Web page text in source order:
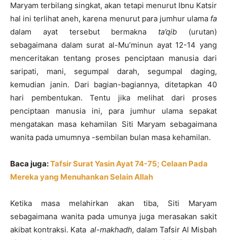
Maryam terbilang singkat, akan tetapi menurut Ibnu Katsir
hal ini terlihat aneh, karena menurut para jumhur ulama fa
dalam ayat tersebut bermakna ta’qib (urutan)
sebagaimana dalam surat al-Mu’minun ayat 12-14 yang
menceritakan tentang proses penciptaan manusia dari
saripati, mani, segumpal darah, segumpal daging,
kemudian janin. Dari bagian-bagiannya, ditetapkan 40
hari pembentukan. Tentu jika melihat dari proses
penciptaan manusia ini, para jumhur ulama sepakat
mengatakan masa kehamilan Siti Maryam sebagaimana
wanita pada umumnya -sembilan bulan masa kehamilan.
Baca juga:Tafsir Surat Yasin Ayat 74-75; Celaan Pada
Mereka yang Menuhankan Selain Allah
Ketika masa melahirkan akan tiba, Siti Maryam
sebagaimana wanita pada umunya juga merasakan sakit
akibat kontraksi. Kata al-makhadh, dalam Tafsir Al Misbah